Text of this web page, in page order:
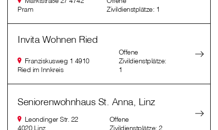
Pram
Zivildienstplätze: 1
Invita Wohnen Ried
Franziskusweg 1 4910
Ried im Innkreis
Offene
Zivildienstplätze:
1
Seniorenwohnhaus St. Anna, Linz
Leondinger Str. 22
4020 Linz
Offene
Zivildienstplätze: 2